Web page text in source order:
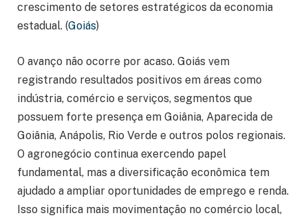
crescimento de setores estratégicos da economia
estadual. (Goiás)
O avanço não ocorre por acaso. Goiás vem
registrando resultados positivos em áreas como
indústria, comércio e serviços, segmentos que
possuem forte presença em Goiânia, Aparecida de
Goiânia, Anápolis, Rio Verde e outros polos regionais.
O agronegócio continua exercendo papel
fundamental, mas a diversificação econômica tem
ajudado a ampliar oportunidades de emprego e renda.
Isso significa mais movimentação no comércio local,